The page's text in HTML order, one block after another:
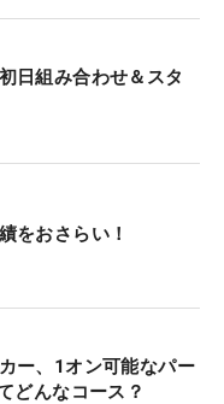
日組み合わせ＆スタ
をおさらい！
ー、1オン可能なパー
んなコース？